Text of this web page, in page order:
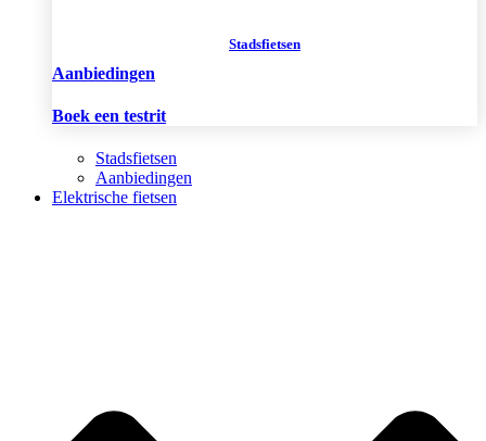
Stadsfietsen
Aanbiedingen
Boek een testrit
Stadsfietsen
Aanbiedingen
Elektrische fietsen